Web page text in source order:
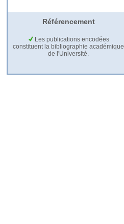
Référencement
Les publications encodées
constituent la bibliographie académique
de l'Université.